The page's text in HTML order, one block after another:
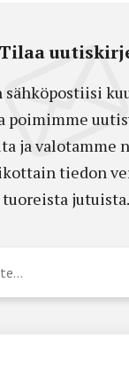
Tilaa
sähköpostiisi
poimimme
ja valotamme
tiedon
tuoreista jutuista.